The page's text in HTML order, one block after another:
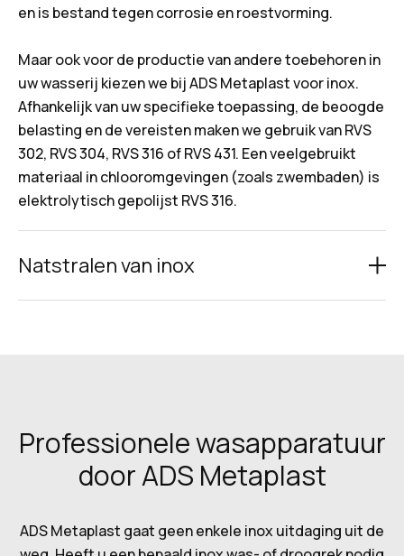
en is bestand tegen corrosie en roestvorming.
Maar ook voor de productie van andere toebehoren in
uw wasserij kiezen we bij ADS Metaplast voor inox.
Afhankelijk van uw specifieke toepassing, de beoogde
belasting en de vereisten maken we gebruik van RVS
302, RVS 304, RVS 316 of RVS 431. Een veelgebruikt
materiaal in chlooromgevingen (zoals zwembaden) is
elektrolytisch gepolijst RVS 316.
Natstralen van inox
Professionele wasapparatuur
door ADS Metaplast
ADS Metaplast gaat geen enkele inox uitdaging uit de